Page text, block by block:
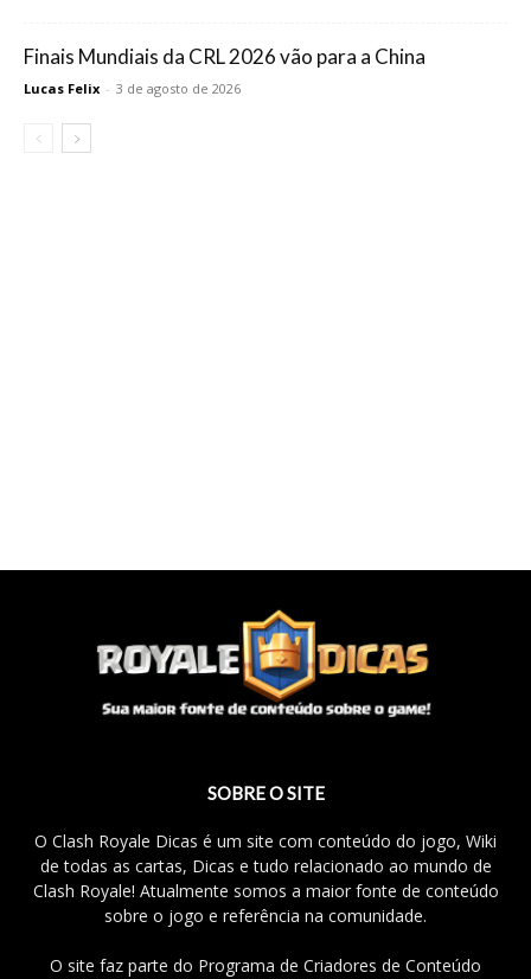
Finais Mundiais da CRL 2026 vão para a China
Lucas Felix - 3 de agosto de 2026
SOBRE O SITE
O Clash Royale Dicas é um site com conteúdo do jogo, Wiki
de todas as cartas, Dicas e tudo relacionado ao mundo de
Clash Royale! Atualmente somos a maior fonte de conteúdo
sobre o jogo e referência na comunidade.
O site faz parte do Programa de Criadores de Conteúdo